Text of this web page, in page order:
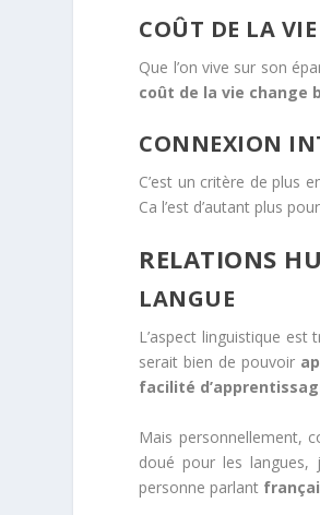
COÛT DE LA VIE
Que l’on vive sur son
coût de la vie change
CONNEXION
C’est un critère de plus
Ca l’est d’autant plus
RELATIONS
LANGUE
L’aspect linguistique
serait bien de pouvoir
facilité
Mais personnellement,
doué pour les
personne parlant